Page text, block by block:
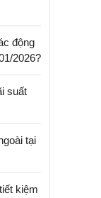
động
2026?
suất
tại
kiệm